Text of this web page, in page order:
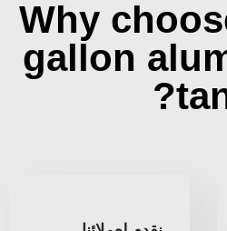
Why
gallon